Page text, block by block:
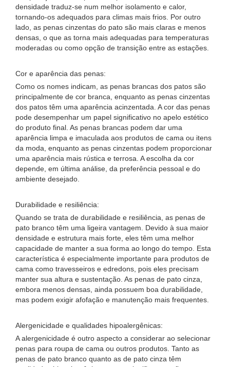
densidade traduz-se num melhor isolamento e calor,
tornando-os adequados para climas mais frios. Por outro
lado, as penas cinzentas do pato são mais claras e menos
densas, o que as torna mais adequadas para temperaturas
moderadas ou como opção de transição entre as estações.
Cor e aparência das penas:
Como os nomes indicam, as penas brancas dos patos são
principalmente de cor branca, enquanto as penas cinzentas
dos patos têm uma aparência acinzentada. A cor das penas
pode desempenhar um papel significativo no apelo estético
do produto final. As penas brancas podem dar uma
aparência limpa e imaculada aos produtos de cama ou itens
da moda, enquanto as penas cinzentas podem proporcionar
uma aparência mais rústica e terrosa. A escolha da cor
depende, em última análise, da preferência pessoal e do
ambiente desejado.
Durabilidade e resiliência:
Quando se trata de durabilidade e resiliência, as penas de
pato branco têm uma ligeira vantagem. Devido à sua maior
densidade e estrutura mais forte, eles têm uma melhor
capacidade de manter a sua forma ao longo do tempo. Esta
característica é especialmente importante para produtos de
cama como travesseiros e edredons, pois eles precisam
manter sua altura e sustentação. As penas de pato cinza,
embora menos densas, ainda possuem boa durabilidade,
mas podem exigir afofação e manutenção mais frequentes.
Alergenicidade e qualidades hipoalergênicas:
A alergenicidade é outro aspecto a considerar ao selecionar
penas para roupa de cama ou outros produtos. Tanto as
penas de pato branco quanto as de pato cinza têm